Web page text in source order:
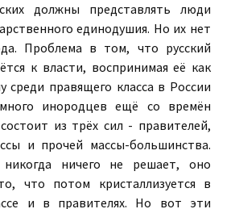
должны представлять люди
единодушия. Но их нет
Проблема в том, что русский
к власти, воспринимая её как
среди правящего класса в России
инородцев ещё со времён
из трёх сил - правителей,
и прочей массы-большинства.
ничего не решает, оно
что потом кристаллизуется в
и в правителях. Но вот эти